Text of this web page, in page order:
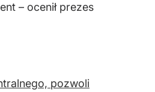
– ocenił prezes
pozwoli